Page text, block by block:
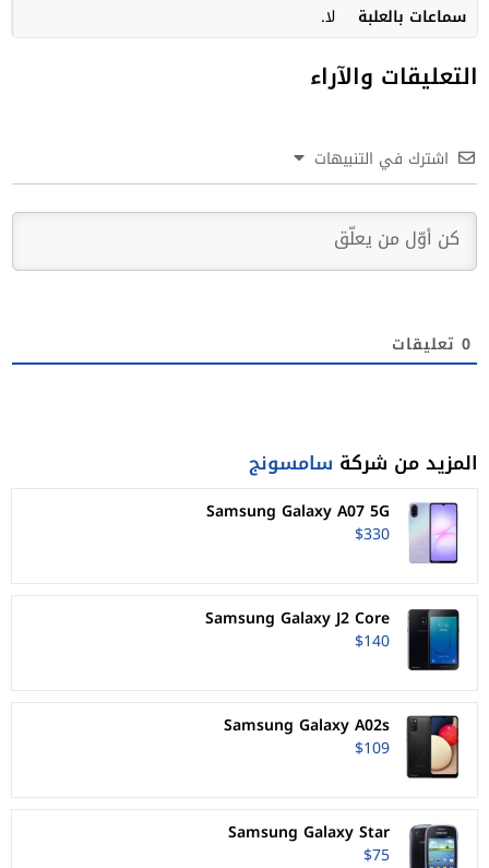
سماعات بالعلبة
لا.
التعليقات والآراء
اشترك في التنبيهات
0 تعليقات
المزيد من شركة سامسونج
Samsung Galaxy A07 5G
$330
Samsung Galaxy J2 Core
$140
Samsung Galaxy A02s
$109
Samsung Galaxy Star
$75